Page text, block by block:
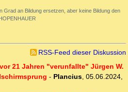
Grad an Bildung ersetzen, aber keine Bildung den
RSS-Feed dieser Diskussion
21 Jahren "verunfallte" Jürgen W.
- Plancius, 05.06.2024,